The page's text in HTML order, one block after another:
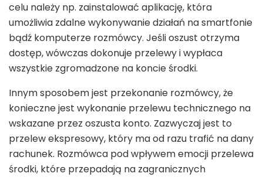
celu należy np. zainstalować aplikację, która
umożliwia zdalne wykonywanie działań na smartfonie
bądź komputerze rozmówcy. Jeśli oszust otrzyma
dostęp, wówczas dokonuje przelewy i wypłaca
wszystkie zgromadzone na koncie środki.
Innym sposobem jest przekonanie rozmówcy, że
konieczne jest wykonanie przelewu technicznego na
wskazane przez oszusta konto. Zazwyczaj jest to
przelew ekspresowy, który ma od razu trafić na dany
rachunek. Rozmówca pod wpływem emocji przelewa
środki, które przepadają na zagranicznych